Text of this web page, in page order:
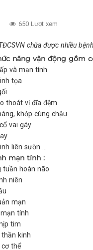
650 Lượt xem
chữa được nhiều
năng vận động gồm
và mạn tính
tọa
thoát vị đĩa đệm
khớp cùng chậu
vai gáy
liên sườn …
mạn tính :
hoàn não
niên
mạn
tính
tim
kinh
thể